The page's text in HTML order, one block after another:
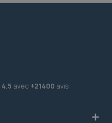
4.5 avec +21400 avis